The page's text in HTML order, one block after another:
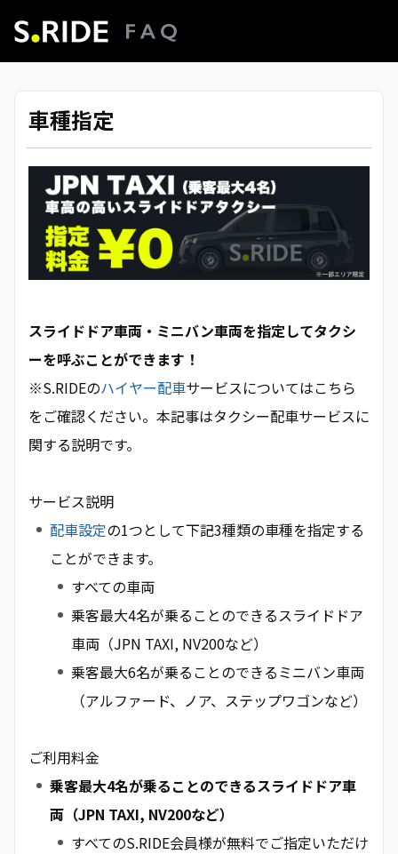
車種指定
スライドドア車両・ミニバン車両を指定してタクシ
ーを呼ぶことができます！
※S.RIDEのハイヤー配車サービスについてはこちら
をご確認ください。本記事はタクシー配車サービスに
関する説明です。
サービス説明
配車設定の1つとして下記3種類の車種を指定する
ことができます。
すべての車両
乗客最大4名が乗ることのできるスライドドア
車両（JPN TAXI, NV200など）
乗客最大6名が乗ることのできるミニバン車両
（アルファード、ノア、ステップワゴンなど）
ご利用料金
乗客最大4名が乗ることのできるスライドドア車
両（JPN TAXI, NV200など）
すべてのS.RIDE会員様が無料でご指定いただけ